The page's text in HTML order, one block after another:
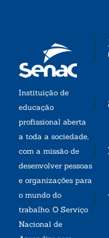
Instituição de
educação
profissional aberta
a toda a sociedade,
com a missão de
desenvolver pessoas
e organizações para
o mundo do
trabalho. O Serviço
Nacional de